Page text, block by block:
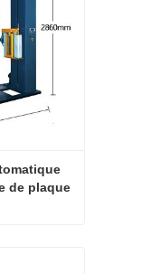
de plaque